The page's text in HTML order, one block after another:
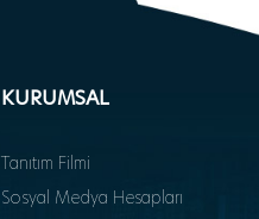
KURUMSAL
Tanıtım Filmi
Sosyal Medya Hesapları